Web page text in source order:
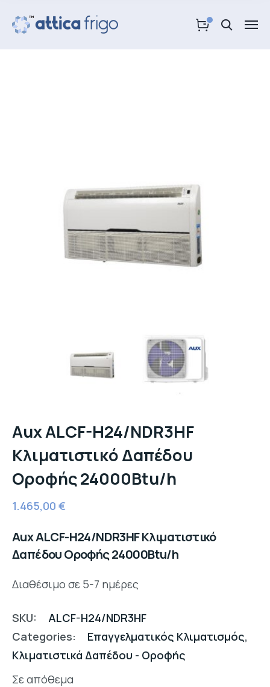
Aux ALCF-H24/NDR3HF
Κλιματιστικό Δαπέδου
Οροφής 24000Btu/h
1.465,00 €
Aux ALCF-H24/NDR3HF Κλιματιστικό
Δαπέδου Οροφής 24000Btu/h
Διαθέσιμο σε 5-7 ημέρες
SKU:
ALCF-H24/NDR3HF
Categories:
Επαγγελματικός Κλιματισμός,
Κλιματιστικά Δαπέδου - Οροφής
Σε απόθεμα